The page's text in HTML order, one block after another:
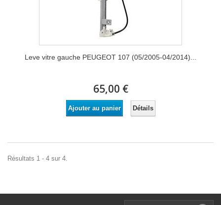
Leve vitre gauche PEUGEOT 107 (05/2005-04/2014)...
65,00 €
Ajouter au panier Détails
Résultats 1 - 4 sur 4.